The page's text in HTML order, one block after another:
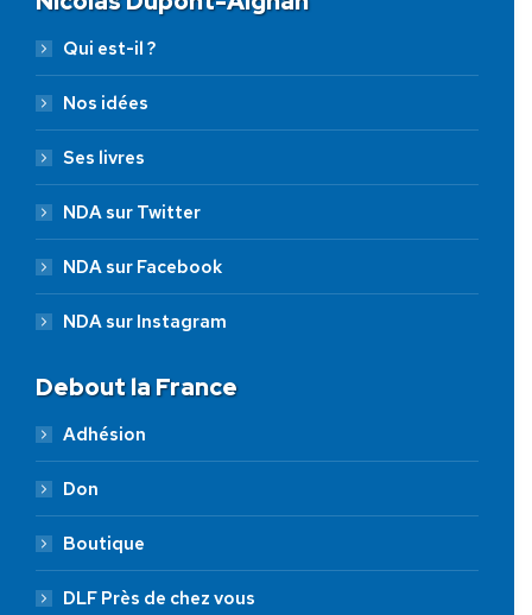
Qui est-il ?
Nos idées
Ses livres
NDA sur Twitter
NDA sur Facebook
NDA sur Instagram
Debout la France
Adhésion
Don
Boutique
DLF Près de chez vous